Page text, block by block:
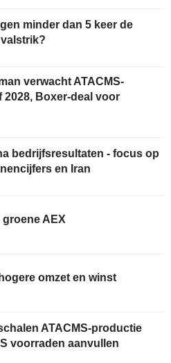
minder dan 5 keer de
verwacht ATACMS-
2028, Boxer-deal voor
bedrijfsresultaten - focus op
en Iran
AEX
omzet en winst
ATACMS-productie
voorraden aanvullen